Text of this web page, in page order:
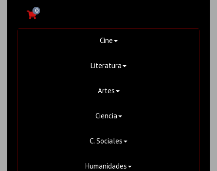
0
Cine
Literatura
Artes
Ciencia
C. Sociales
Humanidades